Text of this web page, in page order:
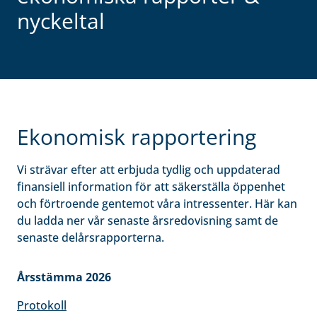
nyckeltal
Ekonomisk rapportering
Vi strävar efter att erbjuda tydlig och uppdaterad
finansiell information för att säkerställa öppenhet
och förtroende gentemot våra intressenter. Här kan
du ladda ner vår senaste årsredovisning samt de
senaste delårsrapporterna.
Årsstämma 2026
Protokoll